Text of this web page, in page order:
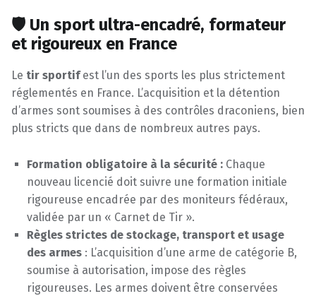
🛡️ Un sport ultra-encadré, formateur
et rigoureux en France
Le tir sportifest l’un des sports les plus strictement
réglementés en France. L’acquisition et la détention
d’armes sont soumises à des contrôles draconiens, bien
plus stricts que dans de nombreux autres pays.
Formation obligatoire à la sécurité : Chaque
nouveau licencié doit suivre une formation initiale
rigoureuse encadrée par des moniteurs fédéraux,
validée par un « Carnet de Tir ».
Règles strictes de stockage, transport et usage
des armes : L’acquisition d’une arme de catégorie B,
soumise à autorisation, impose des règles
rigoureuses. Les armes doivent être conservées